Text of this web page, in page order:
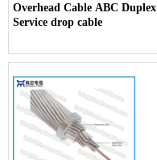
Overhead Cable ABC Duplex
Service drop cable